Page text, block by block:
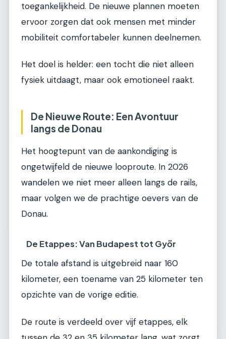
toegankelijkheid. De nieuwe plannen moeten
ervoor zorgen dat ook mensen met minder
mobiliteit comfortabeler kunnen deelnemen.
Het doel is helder: een tocht die niet alleen
fysiek uitdaagt, maar ook emotioneel raakt.
De Nieuwe Route: Een Avontuur
langs de Donau
Het hoogtepunt van de aankondiging is
ongetwijfeld de nieuwe looproute. In 2026
wandelen we niet meer alleen langs de rails,
maar volgen we de prachtige oevers van de
Donau.
De Etappes: Van Budapest tot Győr
De totale afstand is uitgebreid naar 160
kilometer, een toename van 25 kilometer ten
opzichte van de vorige editie.
De route is verdeeld over vijf etappes, elk